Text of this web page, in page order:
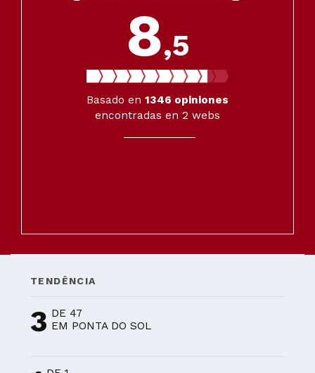
8,5
Basado en 1346 opiniones
encontradas en 2 webs
TENDÊNCIA
3 DE 47
EM PONTA DO SOL